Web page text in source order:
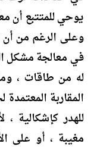
يوحي للمتتبع أن
وعلى الرغم من أن
في معالجة مشكل
له من طاقات ،
المقاربة
للهدر كإشكالية
مغيبة ، أو على